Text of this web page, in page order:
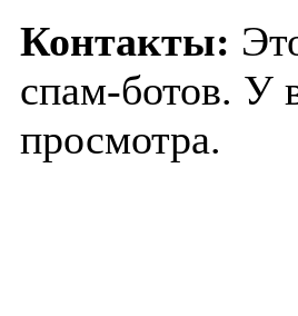
Контакты:
спам-ботов. У
просмотра.